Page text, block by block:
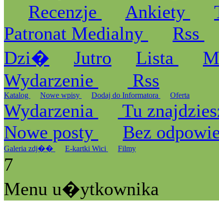
Recenzje
Ankiety
Patronat Medialny
Rss
Dzi�
Jutro Lista
Wydarzenie
Rss
Katalog Nowe wpisy Dodaj do Informatora Oferta
Wydarzenia
Tu
Nowe posty
Bez
Galeria zdj�� E-kartki Wici Filmy
7
Menu u�ytkownika